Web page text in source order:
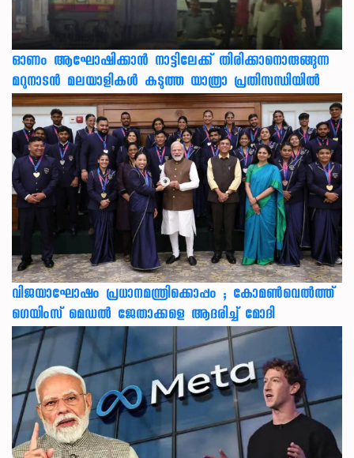
ഓണം ആഘോഷിക്കാൻ നാട്ടിലേക്ക് തിരിക്കാനൊരുങ്ങുന്ന
മറുനാടൻ മലയാളികൾ കടുത്ത യാത്രാ പ്രതിസന്ധിയിൽ
വിജയാഘോഷം പ്രധാനമന്ത്രിക്കൊപ്പം ; കോമൺവെൽത്ത്
ഗെയിംസ് മെഡൽ ജേതാക്കളെ ആദരിച്ച് മോദി